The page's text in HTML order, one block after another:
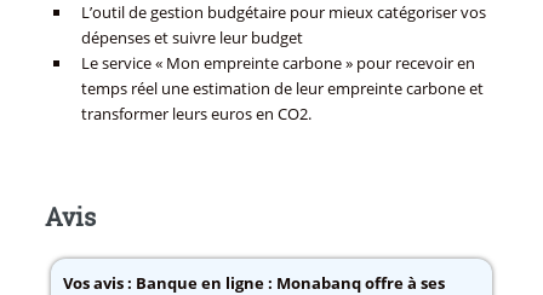
L’outil de gestion budgétaire pour mieux catégoriser vos
dépenses et suivre leur budget
Le service « Mon empreinte carbone » pour recevoir en
temps réel une estimation de leur empreinte carbone et
transformer leurs euros en CO2.
Avis
Vos avis : Banque en ligne : Monabanq offre à ses